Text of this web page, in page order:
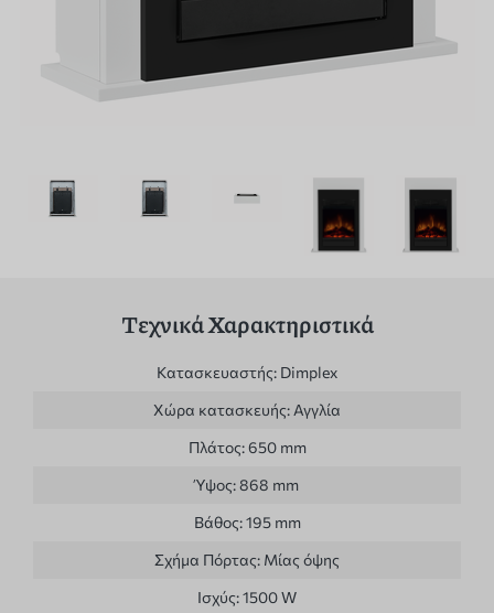
Τεχνικά Χαρακτηριστικά
Κατασκευαστής: Dimplex
Χώρα κατασκευής: Αγγλία
Πλάτος:650 mm
Ύψος:868 mm
Βάθος:195 mm
Σχήμα Πόρτας: Μίας όψης
Ισχύς:1500 W